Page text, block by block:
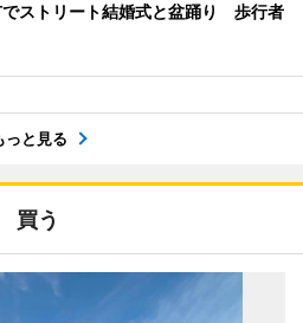
でストリート結婚式と盆踊り 歩行者
っと見る
買う